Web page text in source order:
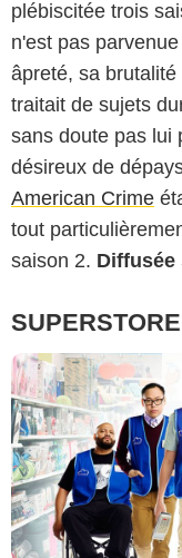
plébiscitée trois
n'est pas
âpreté, sa
traitait de sujets
sans doute pas lui
désireux de
American Crime
tout
saison 2. Diffusée
SUPERSTORE